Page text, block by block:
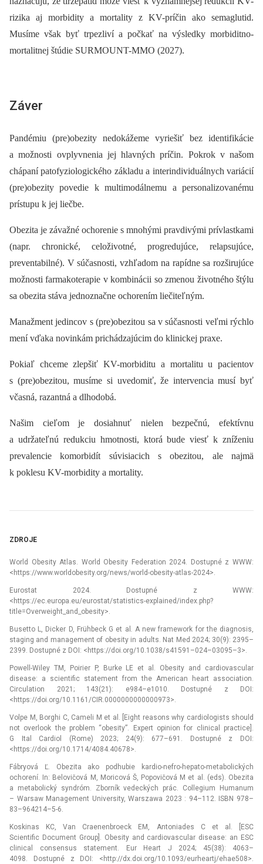
rizika aj morbidity a mortality z KV-príčin ako semaglutid.
Musíme však byť trpezliví a počkať na výsledky morbiditno-
mortalitnej štúdie SURMOUNT-MMO (2027).
Záver
Pandémiu (pre)obezity nedokážeme vyriešiť bez identifikácie
a možnosti ovplyvnenia jej hlavných príčin. Pokrok v našom
chápaní patofyziologického základu a interindividuálnych variácií
(pre)obezity povedie k multimodálnemu a personalizovanému
prístupu k jej liečbe.
Obezita je závažné ochorenie s mnohými pravdivými prívlastkami
(napr. chronické, celoživotné, progredujúce, relapsujúce,
preventabilné). V súčasnosti, vzhľadom na rapídne sa rozširujúce
možnosti farmakoterapie v kombinácii so zmenou životného štýlu
sa obezita stáva jednoznačne ochorením liečiteľným.
Manažment jedincov s (pre)obezitou sa v súčasnosti veľmi rýchlo
mení vďaka novinkám prichádzajúcim do klinickej praxe.
Pokiaľ chceme zlepšiť KV-morbiditu a mortalitu u pacientov
s (pre)obezitou, musíme si uvedomiť, že intervencia musí byť
včasná, razantná a dlhodobá.
Našim cieľom je dosiahnuť nielen bezpečnú, efektívnu
a udržateľnú redukciu hmotnosti, ktorá bude viesť k zníženiu
prevalencie komorbidít súvisiacich s obezitou, ale najmä
k poklesu KV-morbidity a mortality.
ZDROJE
World Obesity Atlas. World Obesity Federation 2024. Dostupné z WWW:
<https://www.worldobesity.org/news/world-obesity-atlas-2024>.
Eurostat 2024. Dostupné z WWW:
<https://ec.europa.eu/eurostat/statistics-explained/index.php?
title=Overweight_and_obesity>.
Busetto L, Dicker D, Frühbeck G et al . A new framework for the diagnosis,
staging and management of obesity in adults. Nat Med 2024; 30(9): 2395–
2399. Dostupné z DOI: <https://doi.org/10.1038/s41591–024–03095–3>.
Powell-Wiley TM, Poirier P, Burke LE et al. Obesity and cardiovascular
disease: a scientific statement from the American heart association.
Circulation 2021; 143(21): e984–e1010. Dostupné z DOI:
<https://doi.org/10.1161/CIR.0000000000000973>.
Volpe M, Borghi C, Cameli M et al. [Eight reasons why cardiologists should
not overlook the problem “obesity”. Expert opinion for clinical practice].
G Ital Cardiol (Rome) 2023; 24(9): 677–691. Dostupné z DOI:
<https://doi.org/10.1714/4084.40678>.
Fábryová Ľ. Obezita ako podhubie kardio-nefro-hepato-metabolických
ochorení. In: Belovičová M, Moricová Š, Popovičová M et al. (eds). Obezita
a metabolický syndróm. Zborník vedeckých prác. Collegium Humanum
–⁠ Warsaw Management University, Warszawa 2023 : 94–112. ISBN 978–
83–964214–5-6.
Koskinas KC, Van Craenenbroeck EM, Antoniades C et al. [ESC
Scientific Document Group]. Obesity and cardiovascular disease: an ESC
clinical consensus statement. Eur Heart J 2024; 45(38): 4063–
4098. Dostupné z DOI: <http://dx.doi.org/10.1093/eurheartj/ehae508>.